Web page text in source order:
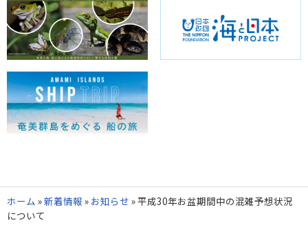
ホーム »新着情報 » お知らせ »平成30年お盆期間中の混雑予想状況
について